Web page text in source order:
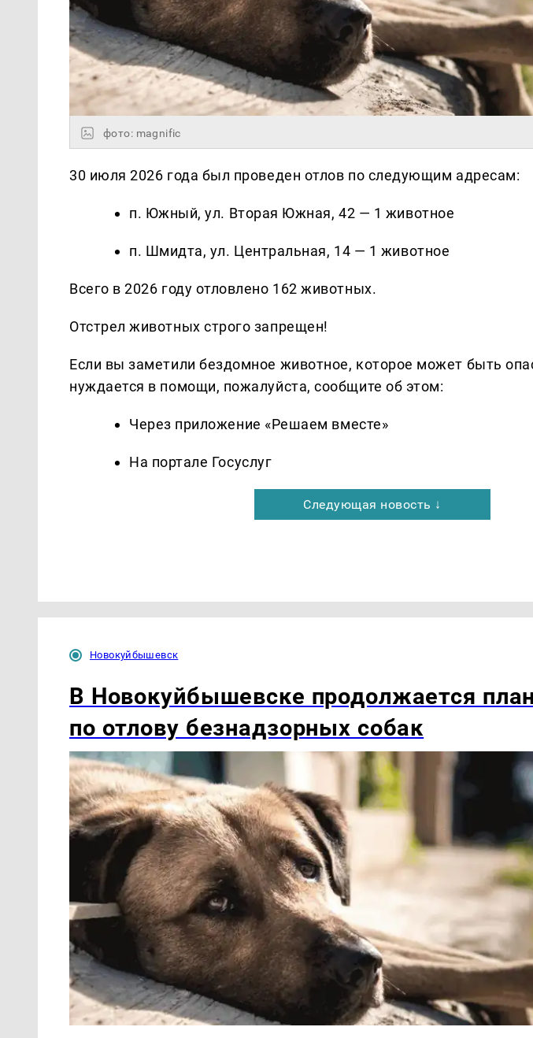
фото: magnific
30 июля 2026 года был проведен отлов по следующим адресам:
п. Южный, ул. Вторая Южная, 42 — 1 животное
п. Шмидта, ул. Центральная, 14 — 1 животное
Всего в 2026 году отловлено 162 животных.
Отстрел животных строго запрещен!
Если вы заметили бездомное животное, которое может быть
нуждается в помощи, пожалуйста, сообщите об этом:
Через приложение «Решаем вместе»
На портале Госуслуг
Следующая новость ↓
Новокуйбышевск
В Новокуйбышевске продолжается
по отлову безнадзорных собак